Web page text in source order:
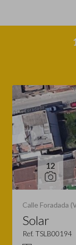
12
Calle Foradada
Solar
Ref. TSLB00194